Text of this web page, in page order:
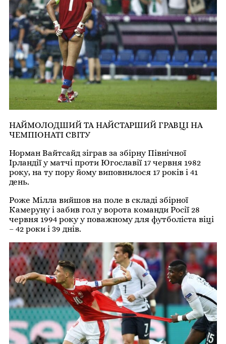
НАЙМОЛОДШИЙ ТА НАЙСТАРШИЙ ГРАВЦІ НА
ЧЕМПІОНАТІ СВІТУ
Норман Вайтсайд зіграв за збірну Північної
Ірландії у матчі проти Югославії 17 червня 1982
року, на ту пору йому виповнилося 17 років і 41
день.
Роже Мілла вийшов на поле в складі збірної
Камеруну і забив гол у ворота команди Росії 28
червня 1994 року у поважному для футболіста віці
– 42 роки і 39 днів.